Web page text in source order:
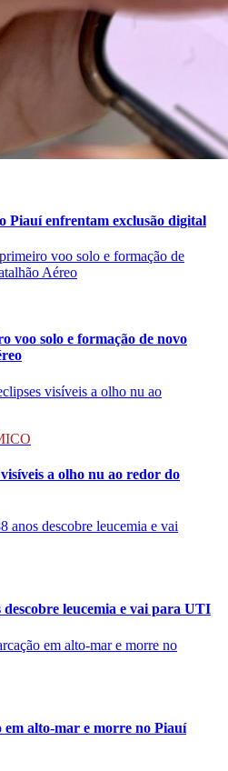
Piauí enfrentam exclusão digital
voo solo e formação de novo
a olho nu ao redor do
leucemia e vai para UTI
em alto-mar e morre no Piauí